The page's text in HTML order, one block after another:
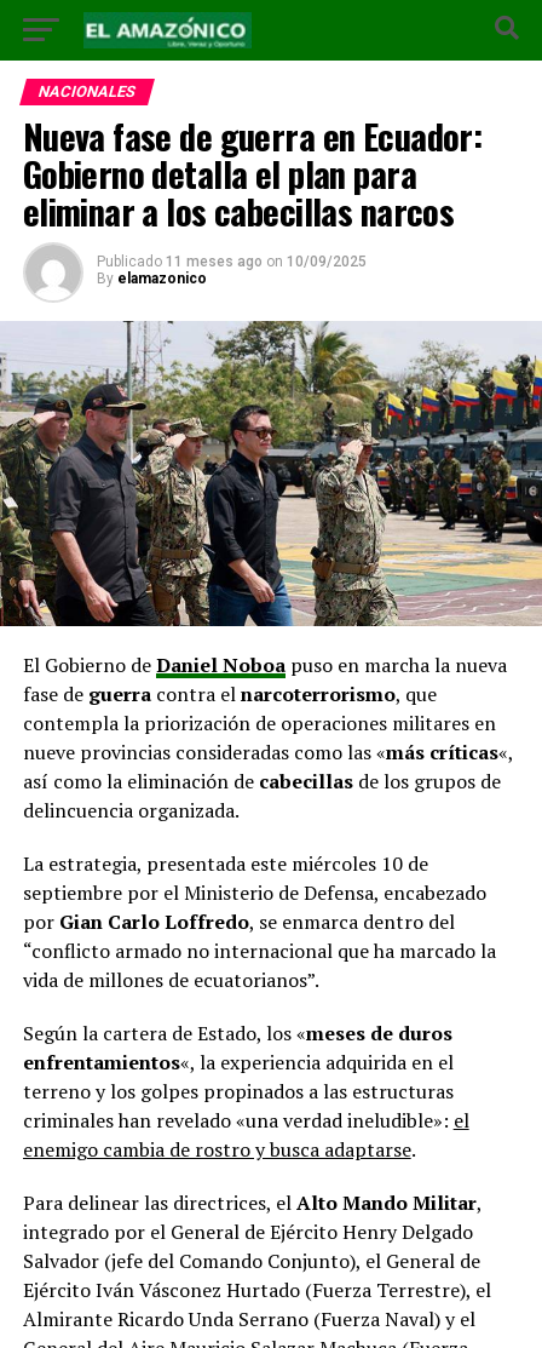
NACIONALES
Nueva fase de guerra en Ecuador:
Gobierno detalla el plan para
eliminar a los cabecillas narcos
Publicado 11 meses ago on 10/09/2025
By elamazonico
El Gobierno deDaniel Noboapuso en marcha la nueva
fase de guerra contra elnarcoterrorismo, que
contempla la priorización de operaciones militares en
nueve provincias consideradas como las «más críticas«,
así como la eliminación de cabecillas de los grupos de
delincuencia organizada.
La estrategia, presentada este miércoles 10 de
septiembre por el Ministerio de Defensa, encabezado
por Gian Carlo Loffredo, se enmarca dentro del
“conflicto armado no internacional que ha marcado la
vida de millones de ecuatorianos”.
Según la cartera de Estado, los «meses de duros
enfrentamientos«, la experiencia adquirida en el
terreno y los golpes propinados a las estructuras
criminales han revelado «una verdad ineludible»: el
enemigo cambia de rostro y busca adaptarse.
Para delinear las directrices, elAlto Mando Militar,
integrado por el General de Ejército Henry Delgado
Salvador (jefe del Comando Conjunto), el General de
Ejército Iván Vásconez Hurtado (Fuerza Terrestre), el
Almirante Ricardo Unda Serrano (Fuerza Naval) y el